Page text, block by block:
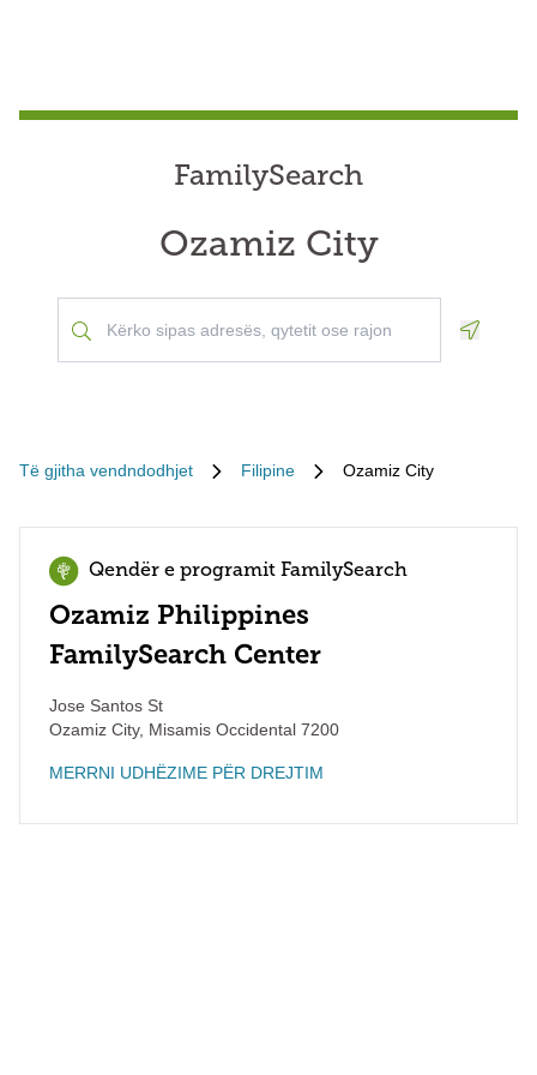
FamilySearch
Ozamiz City
Të gjitha vendndodhjet Filipine Ozamiz City
Qendër e programit FamilySearch
Ozamiz Philippines
FamilySearch Center
Jose Santos St
Ozamiz City, Misamis Occidental 7200
MERRNI UDHËZIME PËR DREJTIM